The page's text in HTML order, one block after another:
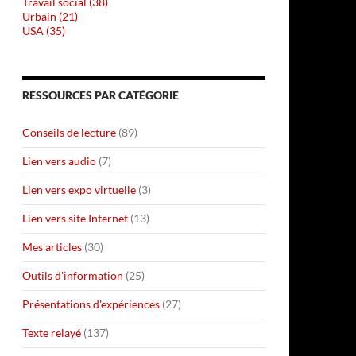
Urbain (21)
USA (35)
RESSOURCES PAR CATÉGORIE
Conseils de lecture (89)
Lien vers audio (7)
Lien vers expo virtuelle (3)
Lien vers site Internet (13)
Mes articles (30)
Outils d'information (25)
Présentations d'expériences (27)
Texte relayé (137)